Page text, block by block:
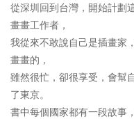
從深圳回到台灣，開始計劃
畫畫工作者，
我從來不敢說自己是插畫家
畫畫的，
雖然很忙，卻很享受，會幫
了東京。
書中每個國家都有一段故事